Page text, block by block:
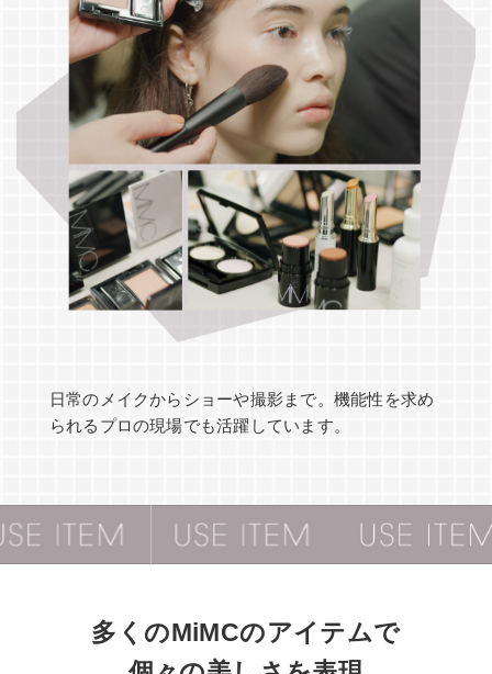
日常のメイクからショーや撮影まで。機能性を求め
られるプロの現場でも活躍しています。
多くのMiMCのアイテムで